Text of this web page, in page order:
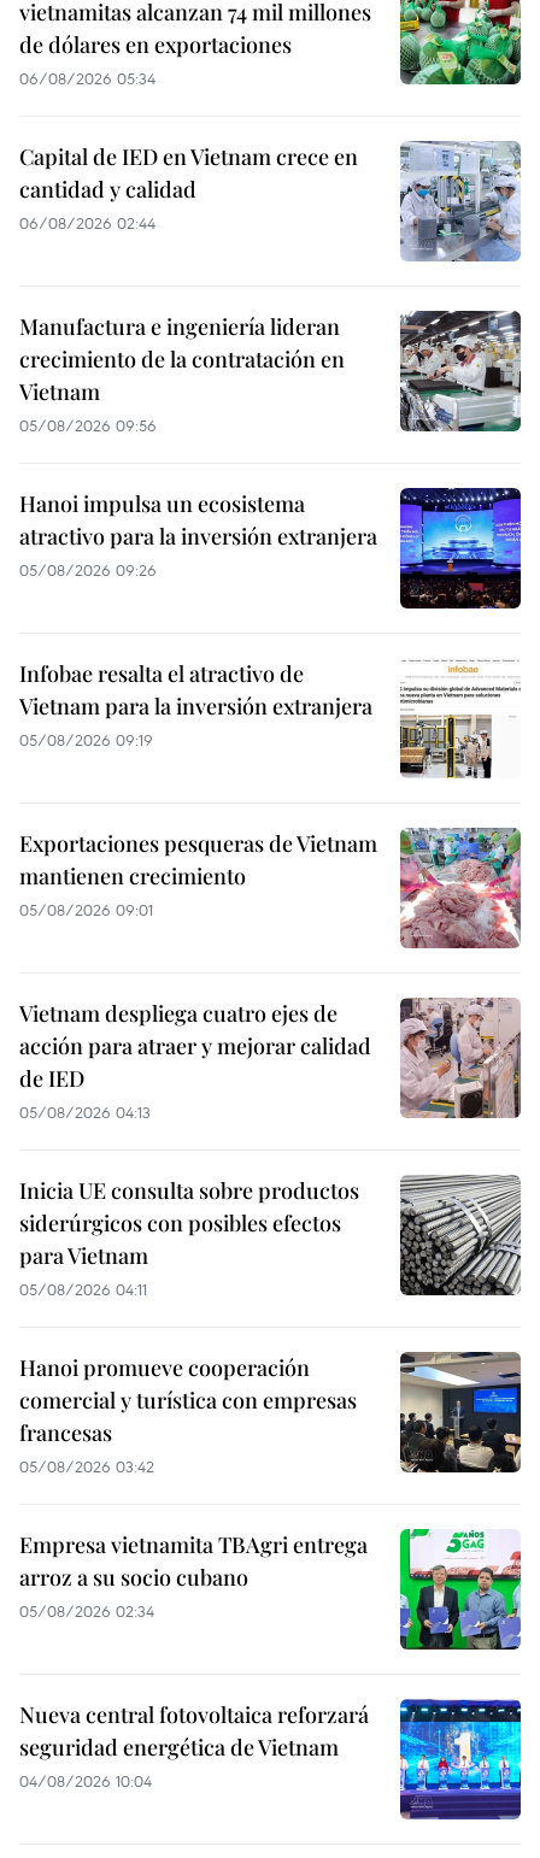
vietnamitas alcanzan 74 mil millones
de dólares en exportaciones
06/08/2026 05:34
Capital de IED en Vietnam crece en
cantidad y calidad
06/08/2026 02:44
Manufactura e ingeniería lideran
crecimiento de la contratación en
Vietnam
05/08/2026 09:56
Hanoi impulsa un ecosistema
atractivo para la inversión extranjera
05/08/2026 09:26
Infobae resalta el atractivo de
Vietnam para la inversión extranjera
05/08/2026 09:19
Exportaciones pesqueras de Vietnam
mantienen crecimiento
05/08/2026 09:01
Vietnam despliega cuatro ejes de
acción para atraer y mejorar calidad
de IED
05/08/2026 04:13
Inicia UE consulta sobre productos
siderúrgicos con posibles efectos
para Vietnam
05/08/2026 04:11
Hanoi promueve cooperación
comercial y turística con empresas
francesas
05/08/2026 03:42
Empresa vietnamita TBAgri entrega
arroz a su socio cubano
05/08/2026 02:34
Nueva central fotovoltaica reforzará
seguridad energética de Vietnam
04/08/2026 10:04